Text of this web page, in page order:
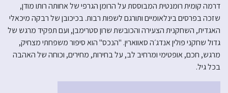
דרמה קומית רומנטית המבוססת על הרומן הגרפי של אחותה רותו מודן,
שזכה בפרסים בינלאומיים ותורגם לשפות רבות. בכיכובן של רבקה מיכאלי
האגדית, השחקנית הצעירה והכובשת שרון סטרימבן, ועם תפקיד מרגש של
גדול שחקני פולין אנדג׳ה סאווארין. "הנכס" הוא סיפור משפחתי מצחיק,
מרגש, חכם, אופטימי ומרחיב לב, על בחירות, מחירים, וכוחה של האהבה
בכל גיל.